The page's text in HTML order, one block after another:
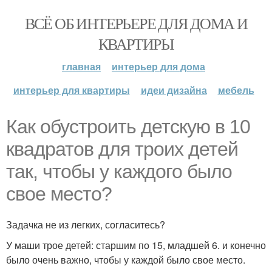
ВСЁ ОБ ИНТЕРЬЕРЕ ДЛЯ ДОМА И
КВАРТИРЫ
главная
интерьер для дома
интерьер для квартиры
идеи дизайна мебель
Как обустроить детскую в 10
квадратов для троих детей
так, чтобы у каждого было
свое место?
Задачка не из легких, согласитесь?
У маши трое детей: старшим по 15, младшей 6. и конечно
было очень важно, чтобы у каждой было свое место.